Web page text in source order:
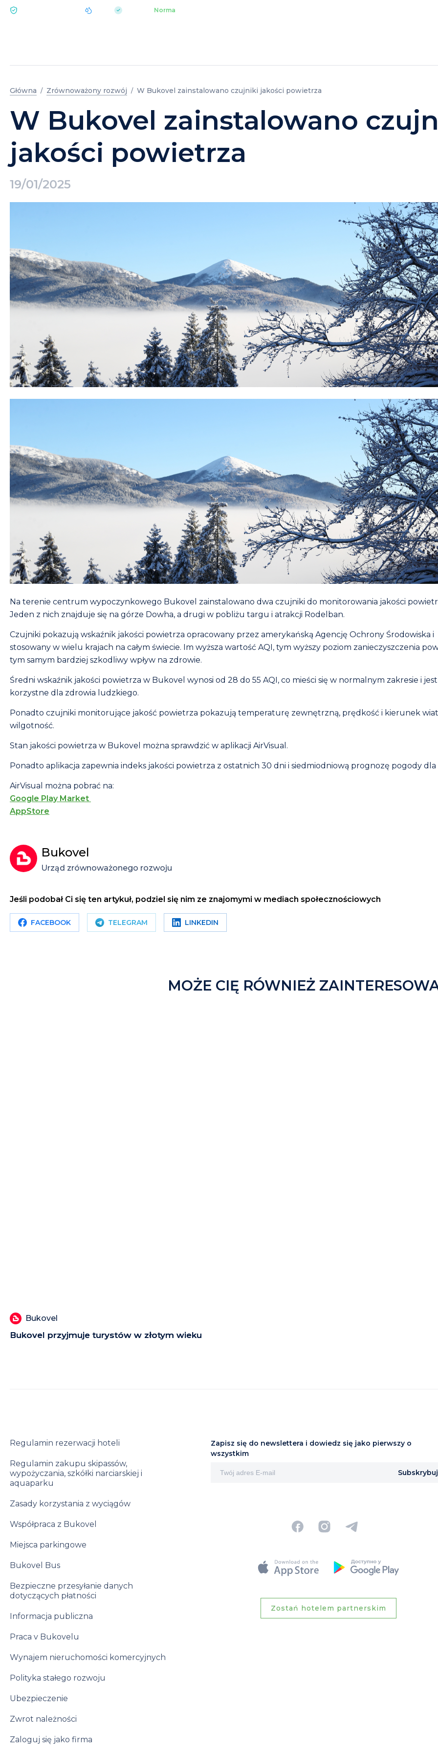
Aquapark Norma
Główna Zrównoważony rozwój W Bukovel zainstalowano czujniki jakości powietrza
W Bukovel zainstalowano
jakości powietrza
19/01/2025
Na terenie centrum wypoczynkowego Bukovel zainstalowano dwa czujniki do monitorowania jakości
Jeden z nich znajduje się na górze Dowha, a drugi w pobliżu targu i atrakcji Rodelban.
Czujniki pokazują wskaźnik jakości powietrza opracowany przez amerykańską Agencję Ochrony Środowiska i
stosowany w wielu krajach na całym świecie. Im wyższa wartość AQI, tym wyższy poziom zanieczyszczenia
tym samym bardziej szkodliwy wpływ na zdrowie.
Średni wskaźnik jakości powietrza w Bukovel wynosi od 28 do 55 AQI, co mieści się w normalnym zakresie i jest
korzystne dla zdrowia ludzkiego.
Ponadto czujniki monitorujące jakość powietrza pokazują temperaturę zewnętrzną, prędkość i kierunek
wilgotność.
Stan jakości powietrza w Bukovel można sprawdzić w aplikacji AirVisual.
Ponadto aplikacja zapewnia indeks jakości powietrza z ostatnich 30 dni i siedmiodniową prognozę pogody
AirVisual można pobrać na:
Google Play Market
AppStore
Bukovel
Urząd zrównoważonego rozwoju
Jeśli podobał Ci się ten artykuł, podziel się nim ze znajomymi w mediach społecznościowych
FACEBOOK TELEGRAM LINKEDIN
MOŻE CIĘ RÓWNIEŻ
Bukovel
Bukovel przyjmuje turystów w złotym wieku
Regulamin rezerwacji hoteli
Regulamin zakupu skipassów,
wypożyczania, szkółki narciarskiej i
aquaparku
Zasady korzystania z wyciągów
Współpraca z Bukovel
Miejsca parkingowe
Bukovel Bus
Bezpieczne przesyłanie danych
dotyczących płatności
Informacja publiczna
Praca v Bukovelu
Wynajem nieruchomości komercyjnych
Polityka stałego rozwoju
Ubezpieczenie
Zwrot należności
Zaloguj się jako firma
Zapisz się do newslettera i dowiedz się jako pierwszy o
wszystkim
Subskrybuj
Zostań hotelem partnerskim